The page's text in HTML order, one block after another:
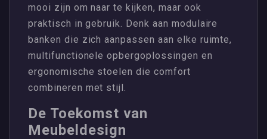
mooi zijn om naar te kijken, maar ook
praktisch in gebruik. Denk aan modulaire
banken die zich aanpassen aan elke ruimte,
multifunctionele opbergoplossingen en
ergonomische stoelen die comfort
combineren met stijl.
De Toekomst van
Meubeldesign